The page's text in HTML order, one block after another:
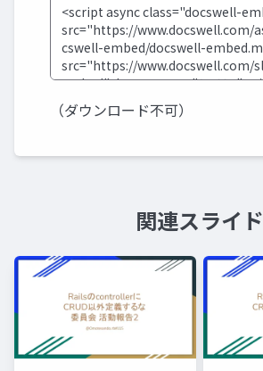
（ダウンロード不可）
関連スライド